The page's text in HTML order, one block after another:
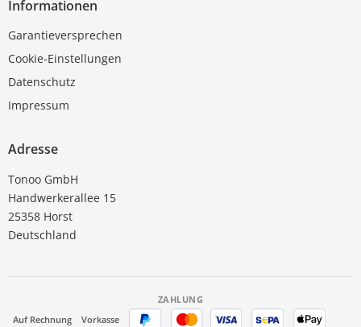
Informationen
Garantieversprechen
Cookie-Einstellungen
Datenschutz
Impressum
Adresse
Tonoo GmbH
Handwerkerallee 15
25358 Horst
Deutschland
ZAHLUNG
Auf Rechnung
Vorkasse